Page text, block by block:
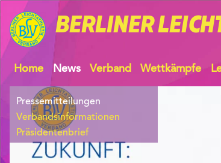
BERLINER
Home News Verband Wettkämpfe
Pressemitteilungen
Verbandsinformationen
Präsidentenbrief